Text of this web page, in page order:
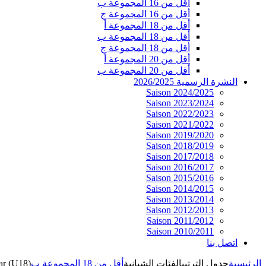
أقل من 16 المجموعة ب
أقل من 16 المجموعة ج
أقل من 18 المجموعة أ
أقل من 18 المجموعة ب
أقل من 18 المجموعة ج
أقل من 20 المجموعة أ
أقل من 20 المجموعة ب
النشرة الرسمية 2026/2025
Saison 2024/2025
Saison 2023/2024
Saison 2022/2023
Saison 2021/2022
Saison 2019/2020
Saison 2018/2019
Saison 2017/2018
Saison 2016/2017
Saison 2015/2016
Saison 2014/2015
Saison 2013/2014
Saison 2012/2013
Saison 2011/2012
Saison 2010/2011
اتصل بنا
الرئيسيةجدول الترتيبالفئات الشبانية أقل من 18 المجموعة ب
(U18)